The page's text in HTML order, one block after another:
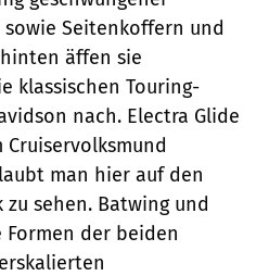
Seitenkoffern und
äffen sie
klassischen Touring-
nach. Electra Glide
man hier auf den
sehen. Batwing und
der beiden